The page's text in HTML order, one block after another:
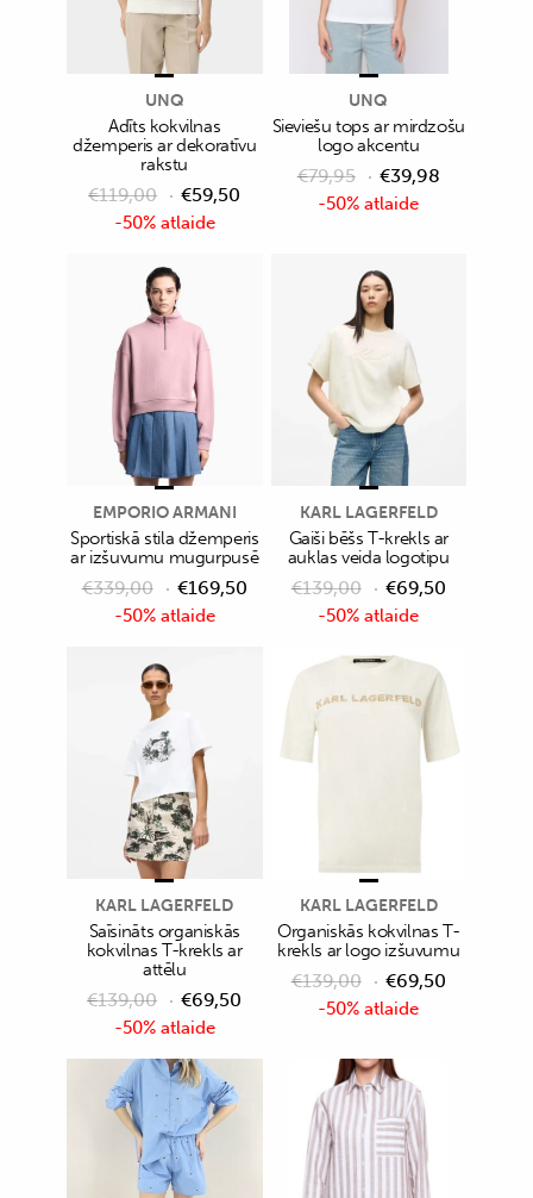
-50% atlaide
UNQ
Adīts kokvilnas
džemperis ar dekoratīvu
rakstu
€119,00 €59,50 -50% atlaide
UNQ
Sieviešu tops ar mirdzošu
logo akcentu
€79,95 €39,98
-50% atlaide
EMPORIO ARMANI
Sportiskā stila džemperis
ar izšuvumu mugurpusē
€339,00 €169,50
-50% atlaide
KARL LAGERFELD
Gaiši bēšs T-krekls ar
auklas veida logotipu
€139,00 €69,50
-50% atlaide
KARL LAGERFELD
Saīsināts organiskās
kokvilnas T-krekls ar
attēlu
€139,00 €69,50 -50% atlaide
KARL LAGERFELD
Organiskās kokvilnas T-
krekls ar logo izšuvumu
€139,00 €69,50